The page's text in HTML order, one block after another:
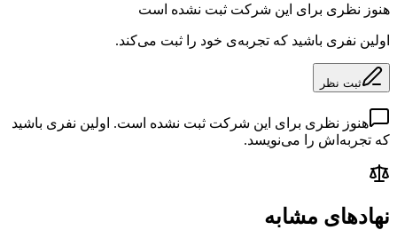
هنوز نظری برای این شرکت ثبت نشده است
اولین نفری باشید که تجربه‌ی خود را ثبت می‌کند.
ثبت نظر
هنوز نظری برای این شرکت ثبت نشده است. اولین نفری باشید
که تجربه‌اش را می‌نویسد.
نهادهای مشابه